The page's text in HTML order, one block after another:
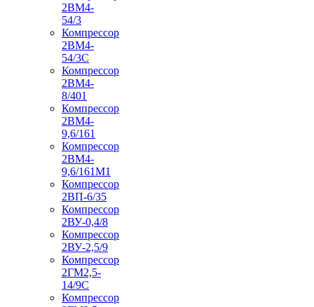
2ВМ4-
54/3
Компрессор
2ВМ4-
54/3С
Компрессор
2ВМ4-
8/401
Компрессор
2ВМ4-
9,6/161
Компрессор
2ВМ4-
9,6/161М1
Компрессор
2ВП-6/35
Компрессор
2ВУ-0,4/8
Компрессор
2ВУ-2,5/9
Компрессор
2ГМ2,5-
14/9С
Компрессор